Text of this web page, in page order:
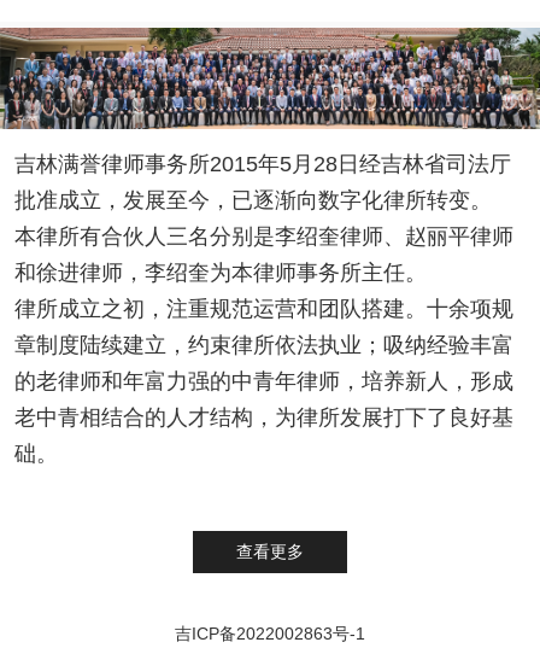
吉林满誉律师事务所2015年5月28日经吉林省司法厅
批准成立，发展至今，已逐渐向数字化律所转变。
本律所有合伙人三名分别是李绍奎律师、赵丽平律师
和徐进律师，李绍奎为本律师事务所主任。
律所成立之初，注重规范运营和团队搭建。十余项规
章制度陆续建立，约束律所依法执业；吸纳经验丰富
的老律师和年富力强的中青年律师，培养新人，形成
老中青相结合的人才结构，为律所发展打下了良好基
础。
查看更多
吉ICP备2022002863号-1